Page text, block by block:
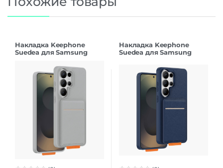
Накладка Keephone
Suedea для Samsung
Накладка Keephone
Suedea для Samsung